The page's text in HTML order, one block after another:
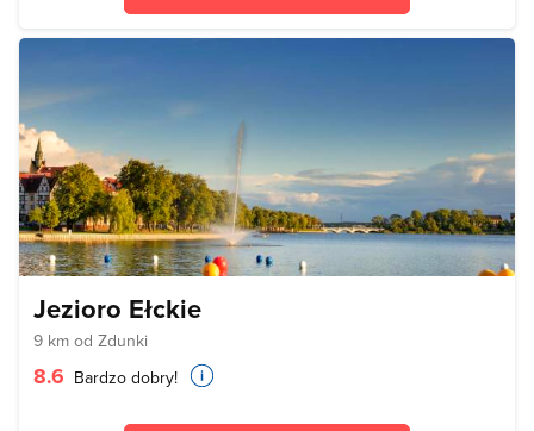
Jezioro Ełckie
9 km od Zdunki
8.6 Bardzo dobry!